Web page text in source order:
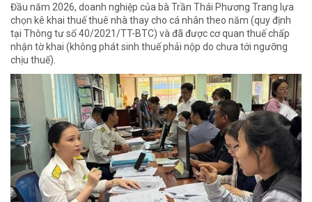
Đầu năm 2026, doanh nghiệp của bà Trần Thái Phương Trang lựa
chọn kê khai thuế thuê nhà thay cho cá nhân theo năm (quy định
tại Thông tư số 40/2021/TT-BTC) và đã được cơ quan thuế chấp
nhận tờ khai (không phát sinh thuế phải nộp do chưa tới ngưỡng
chịu thuế).